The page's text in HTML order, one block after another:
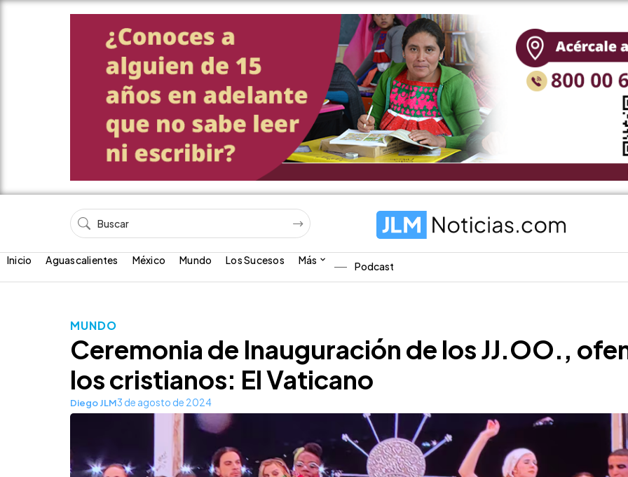
Inicio Aguascalientes México Mundo Los Sucesos Más Podcast
MUNDO
Ceremonia de Inauguración de los JJ.OO.,
los cristianos: El Vaticano
Diego JLM3 de agosto de 2024